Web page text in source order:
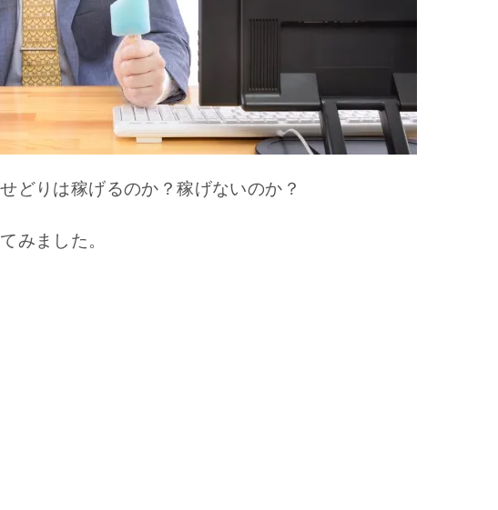
どりは稼げるのか？稼げないのか？
みました。